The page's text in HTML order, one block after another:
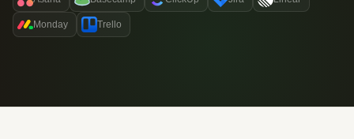
Monday Trello